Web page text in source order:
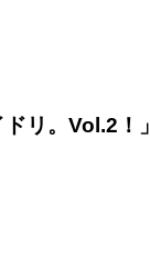
リ。Vol.2！」